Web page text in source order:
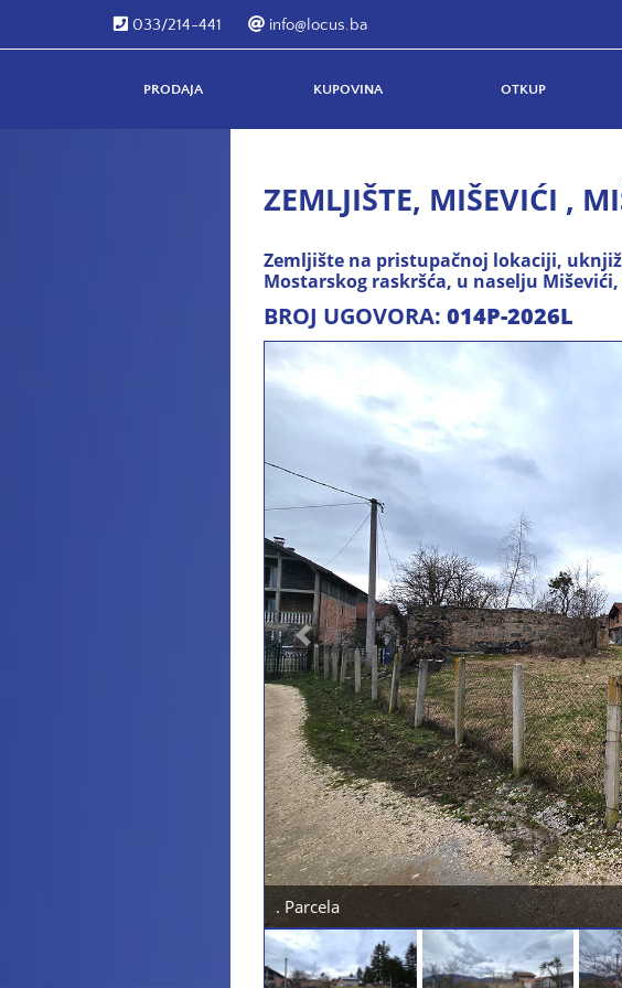
033/214-441 info@locus.ba
PRODAJA KUPOVINA OTKUP
ZEMLJIŠTE, MIŠEVIĆI ,
Zemljište na pristupačnoj lokaciji,
Mostarskog raskršća, u naselju
BROJ UGOVORA: 014P-2026L
Previous